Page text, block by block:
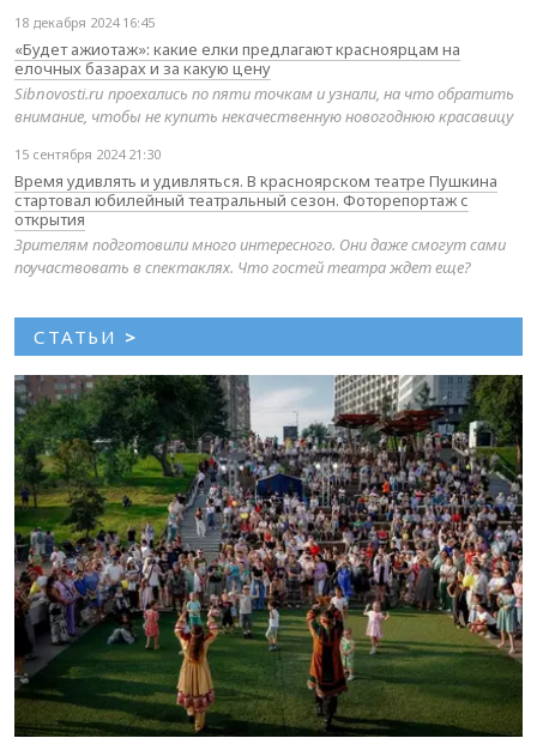
18 декабря 2024 16:45
«Будет ажиотаж»: какие елки предлагают красноярцам на
елочных базарах и за какую цену
Sibnovosti.ru проехались по пяти точкам и узнали, на что обратить
внимание, чтобы не купить некачественную новогоднюю красавицу
15 сентября 2024 21:30
Время удивлять и удивляться. В красноярском театре Пушкина
стартовал юбилейный театральный сезон. Фоторепортаж с
открытия
Зрителям подготовили много интересного. Они даже смогут сами
поучаствовать в спектаклях. Что гостей театра ждет еще?
СТАТЬИ >